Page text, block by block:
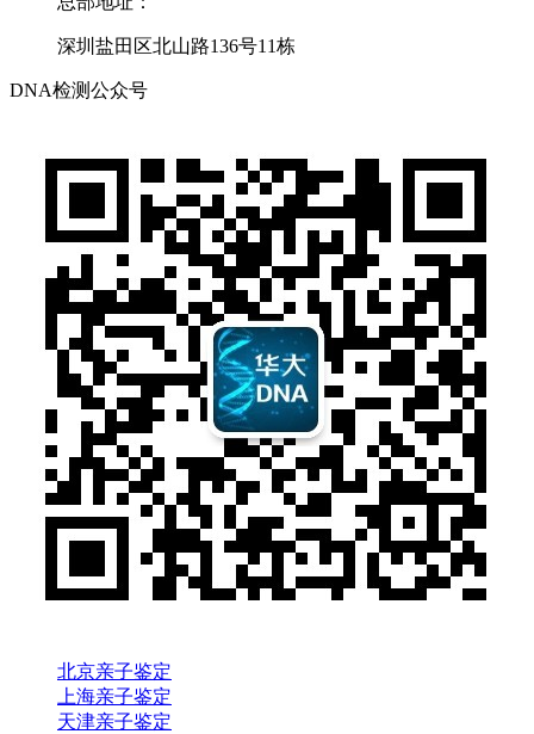
深圳盐田区北山路136号11栋
DNA检测公众号
北京亲子鉴定
上海亲子鉴定
天津亲子鉴定